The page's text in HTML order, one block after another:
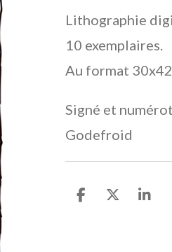
Lithographie
10 exemplaires.
Au format
Signé et
Godefroid
P
P
P